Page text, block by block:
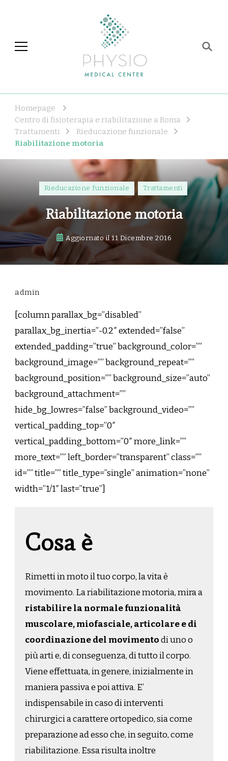
Homepage
Centro di fisioterapia e riabilitazione a Roma
Trattamenti
Rieducazione funzionale
Riabilitazione motoria
Rieducazione funzionale Trattamenti
Riabilitazione motoria
Aggiornato il11 Dicembre 2016
admin
[column parallax_bg=”disabled”
parallax_bg_inertia=”-0.2″ extended=”false”
extended_padding=”true” background_color=””
background_image=”” background_repeat=””
background_position=”” background_size=”auto”
background_attachment=””
hide_bg_lowres=”false” background_video=””
vertical_padding_top=”0″
vertical_padding_bottom=”0″ more_link=””
more_text=”” left_border=”transparent” class=””
id=”” title=”” title_type=”single” animation=”none”
width=”1/1″ last=”true”]
Cosa è
Rimetti in moto il tuo corpo, la vita è
movimento. La riabilitazione motoria, mira a
ristabilire la normale funzionalità
muscolare, miofasciale, articolare e di
coordinazione del movimentodi uno o
più arti e, di conseguenza, di tutto il corpo.
Viene effettuata, in genere, inizialmente in
maniera passiva e poi attiva. E’
indispensabile in caso di interventi
chirurgici a carattere ortopedico, sia come
preparazione ad esso che, in seguito, come
riabilitazione. Essa risulta inoltre